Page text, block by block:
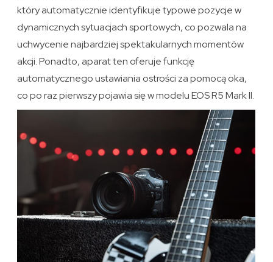
który automatycznie identyfikuje typowe pozycje w
dynamicznych sytuacjach sportowych, co pozwala na
uchwycenie najbardziej spektakularnych momentów
akcji. Ponadto, aparat ten oferuje funkcję
automatycznego ustawiania ostrości za pomocą oka,
co po raz pierwszy pojawia się w modelu EOS R5 Mark II.